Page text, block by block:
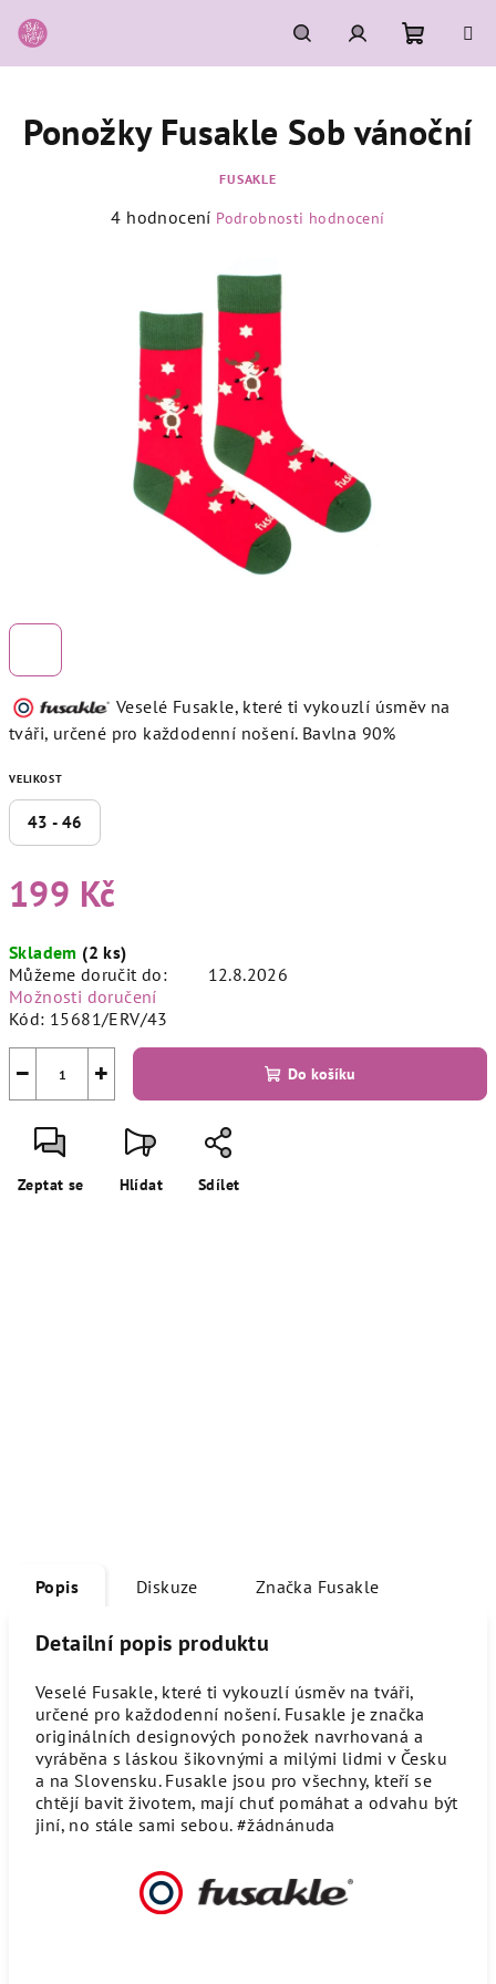
na
obsah
HledatPřihlášeníNákupní
košík
Veselé Fusakle, které ti vykouzlí úsměv na
tváři, určené pro každodenní nošení. Bavlna 90%
VELIKOST
43 - 46
199 Kč
cena:
Skladem (2 ks)
Můžeme doručit do:
12.8.2026
Možnosti doručení
Kód: 15681/ERV/43
+
− Do košíku
Zeptat se Hlídat Sdílet
Ponožky Fusakle Sob vánoční
FUSAKLE
Průměrné
hvězdiček.
4 hodnocení Podrobnosti hodnocení
Popis Diskuze Značka Fusakle
Detailní popis produktu
Veselé Fusakle, které ti vykouzlí úsměv na tváři,
určené pro každodenní nošení. Fusakle je značka
originálních designových ponožek navrhovaná a
vyráběna s láskou šikovnými a milými lidmi v Česku
a na Slovensku. Fusakle jsou pro všechny, kteří se
chtějí bavit životem, mají chuť pomáhat a odvahu být
jiní, no stále sami sebou. #žádnánuda